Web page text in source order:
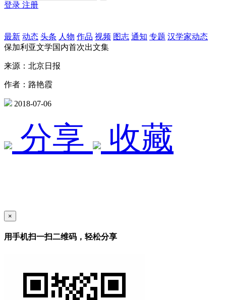
登录 注册
最新 动态 头条 人物 作品 视频 图志 通知 专题 汉学家动态
保加利亚文学国内首次出文集
来源：北京日报
作者：路艳霞
2018-07-06
分享 收藏
×
用手机扫一扫二维码，轻松分享